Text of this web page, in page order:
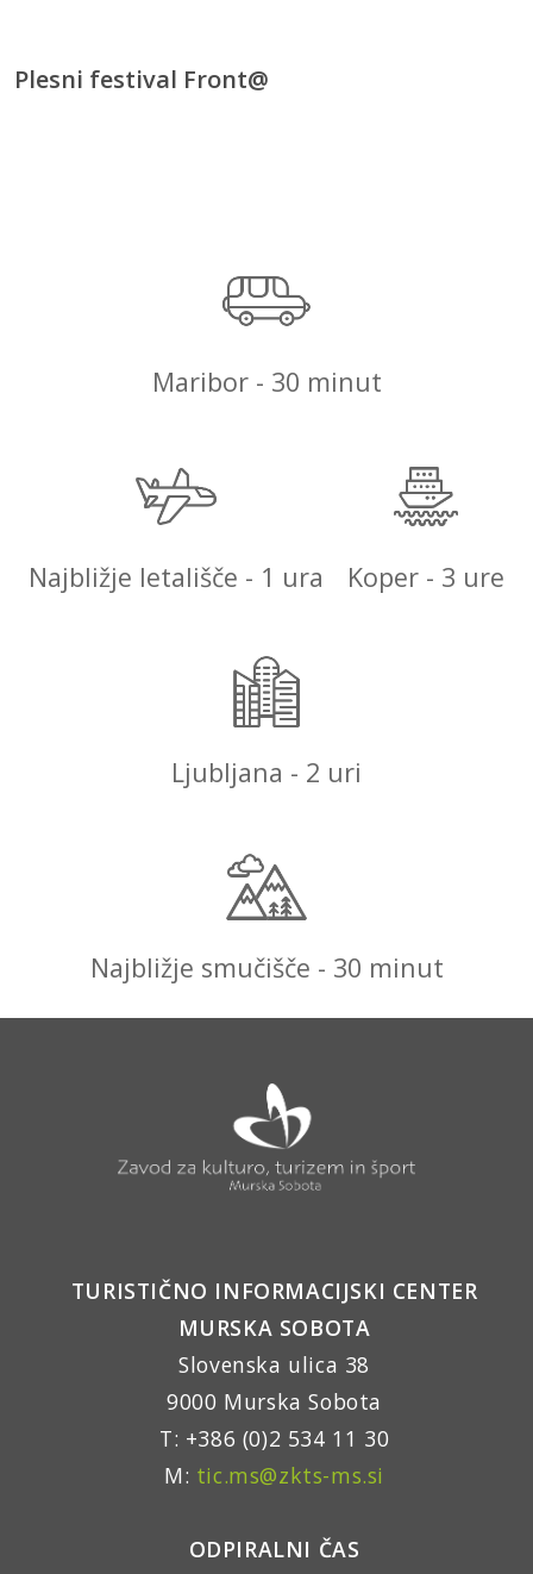
Plesni festival Front@
Maribor - 30 minut
Najbližje letališče - 1 ura Koper - 3 ure
Ljubljana - 2 uri
Najbližje smučišče - 30 minut
TURISTIČNO INFORMACIJSKI CENTER
MURSKA SOBOTA
Slovenska ulica 38
9000 Murska Sobota
T: +386 (0)2 534 11 30
M: tic.ms@zkts-ms.si
ODPIRALNI ČAS